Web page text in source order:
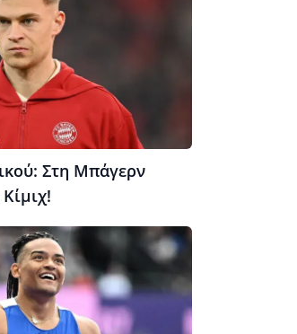
Στη Μπάγερν